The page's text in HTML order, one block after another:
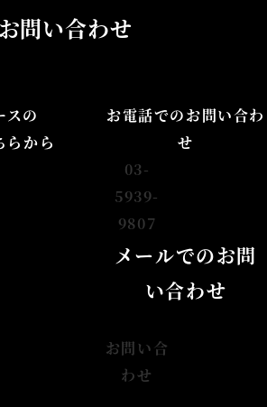
お問い合わせ
スの
らから
お電話でのお問い合わ
せ
03-
5939-
9807
メールでのお問
い合わせ
お問い合
わせ